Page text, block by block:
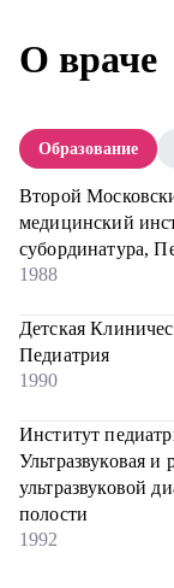
О враче
Образование
Второй
медицинский
субординатура,
1988
Детская
Педиатрия
1990
Институт
Ультразвуковая и
ультразвуковой
полости
1992